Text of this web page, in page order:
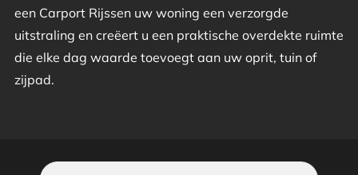
een Carport Rijssen uw woning een verzorgde
uitstraling en creëert u een praktische overdekte ruimte
die elke dag waarde toevoegt aan uw oprit, tuin of
zijpad.